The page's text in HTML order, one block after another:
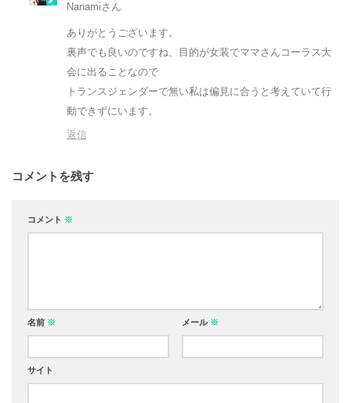
Nanamiさん
ありがとうございます。
裏声でも良いのですね、目的が女装でママさんコーラス大
会に出ることなので
トランスジェンダーで無い私は偏見に合うと考えていて行
動できずにいます。
返信
コメントを残す
コメント ※
名前 ※ メール ※
サイト